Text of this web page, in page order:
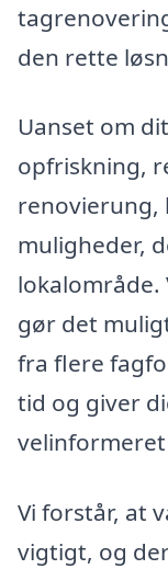
den rette
Uanset om
opfriskning,
renovierung,
muligheder,
lokalområde.
gør det
fra flere
tid og giver
Vi forstår, at
vigtigt, og